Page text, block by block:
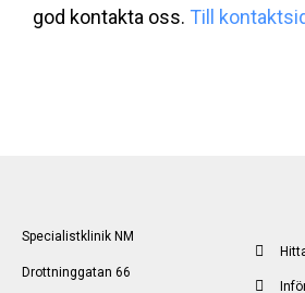
god kontakta oss. Till
Specialistklinik NM
Drottninggatan 66